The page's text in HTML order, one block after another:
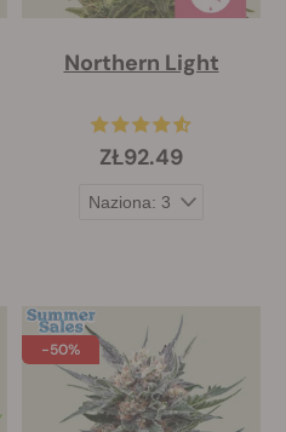
Northern Light
ZŁ92.49
-50%